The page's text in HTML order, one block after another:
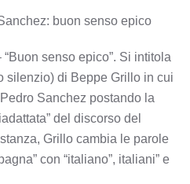
buon senso epico
senso epico”. Si intitola
silenzio) di Beppe Grillo in cui
Sanchez postando la
del discorso del
Grillo cambia le parole
con “italiano”, italiani” e